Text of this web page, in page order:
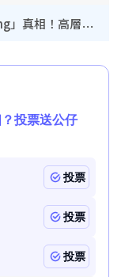
林芊妤親解12年前「殘廁Gathering」真相！高層解約一句話重創尊嚴至今拒返TVB